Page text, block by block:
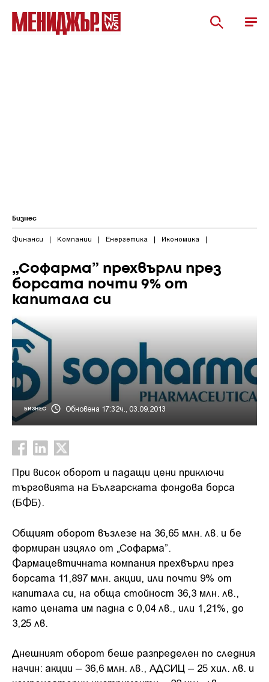
Бизнес
Финанси | Компании | Енергетика | Икономика |
„Софарма” прехвърли през
борсата почти 9% от
капитала си
БИЗНЕС Обновена 17:32ч., 03.09.2013
При висок оборот и падащи цени приключи
търговията на Българската фондова борса
(БФБ).
Общият оборот възлезе на 36,65 млн. лв. и бе
формиран изцяло от „Софарма”.
Фармацевтичната компания прехвърли през
борсата 11,897 млн. акции, или почти 9% от
капитала си, на обща стойност 36,3 млн. лв.,
като цената им падна с 0,04 лв., или 1,21%, до
3,25 лв.
Днешният оборот беше разпределен по следния
начин: акции – 36,6 млн. лв., АДСИЦ – 25 хил. лв. и